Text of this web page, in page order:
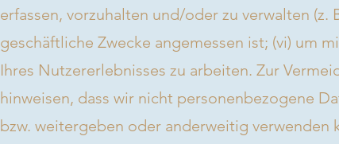
erfassen, vorzuhalten und/oder zu verwalten
geschäftliche Zwecke angemessen ist; (vi) um
Ihres Nutzererlebnisses zu arbeiten. Zur
hinweisen, dass wir nicht personenbezogene
bzw. weitergeben oder anderweitig verwenden